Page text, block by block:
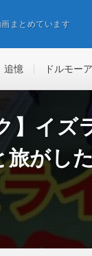
まとめています
追憶 ドルモーア
】イズ
がした